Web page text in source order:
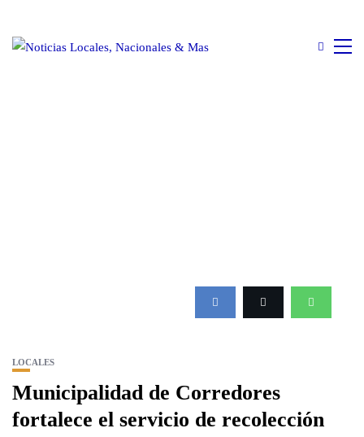
LOCALES
Municipalidad de Corredores
fortalece el servicio de recolección